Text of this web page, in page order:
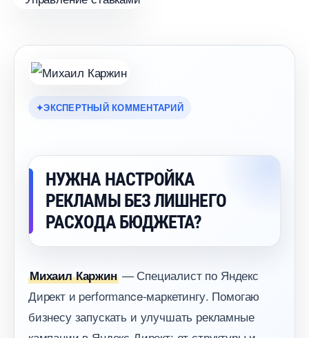
ЭКСПЕРТНЫЙ КОММЕНТАРИЙ
НУЖНА НАСТРОЙКА
РЕКЛАМЫ БЕЗ ЛИШНЕГО
РАСХОДА БЮДЖЕТА?
Михаил Каржин— Специалист по Яндекс
Директ и performance-маркетингу. Помогаю
изнесу запускать и улучшать рекламные